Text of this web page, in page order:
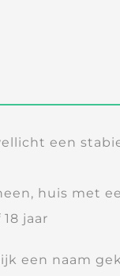
een
huis met
jaar
een naam